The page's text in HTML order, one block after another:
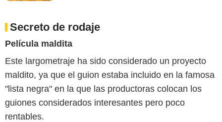
Secreto de rodaje
Película maldita
Este largometraje ha sido considerado un proyecto
maldito, ya que el guion estaba incluido en la famosa
"lista negra" en la que las productoras colocan los
guiones considerados interesantes pero poco
rentables.